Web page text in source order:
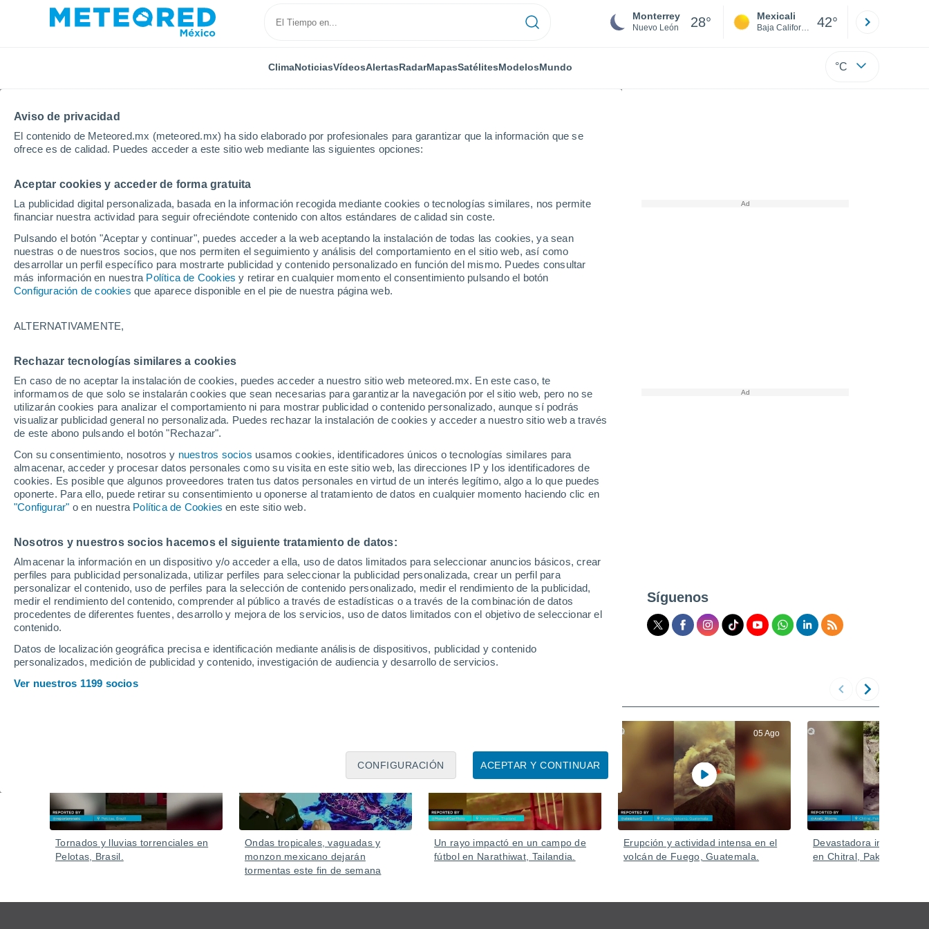
Aviso de privacidad
El contenido de Meteored.mx (meteored.mx) ha sido elaborado por profesionales para garantizar que la información que se
ofrece es de calidad. Puedes acceder a este sitio web mediante las siguientes opciones:
Aceptar cookies y acceder de forma gratuita
La publicidad digital personalizada, basada en la información recogida mediante cookies o tecnologías similares, nos permite
financiar nuestra actividad para seguir ofreciéndote contenido con altos estándares de calidad sin coste.
Pulsando el botón "Aceptar y continuar", puedes acceder a la web aceptando la instalación de todas las cookies, ya sean
nuestras o de nuestros socios, que nos permiten el seguimiento y análisis del comportamiento en el sitio web, así como
desarrollar un perfil específico para mostrarte publicidad y contenido personalizado en función del mismo. Puedes consultar
más información en nuestra Política de Cookies y retirar en cualquier momento el consentimiento pulsando el botón
Configuración de cookies que aparece disponible en el pie de nuestra página web.
ALTERNATIVAMENTE,
Rechazar tecnologías similares a cookies
En caso de no aceptar la instalación de cookies, puedes acceder a nuestro sitio web meteored.mx. En este caso, te
informamos de que solo se instalarán cookies que sean necesarias para garantizar la navegación por el sitio web, pero no se
utilizarán cookies para analizar el comportamiento ni para mostrar publicidad o contenido personalizado, aunque sí podrás
visualizar publicidad general no personalizada. Puedes rechazar la instalación de cookies y acceder a nuestro sitio web a través
de este abono pulsando el botón "Rechazar".
Con su consentimiento, nosotros y nuestros socios usamos cookies, identificadores únicos o tecnologías similares para
almacenar, acceder y procesar datos personales como su visita en este sitio web, las direcciones IP y los identificadores de
cookies. Es posible que algunos proveedores traten tus datos personales en virtud de un interés legítimo, algo a lo que puedes
oponerte. Para ello, puede retirar su consentimiento u oponerse al tratamiento de datos en cualquier momento haciendo clic en
"Configurar" o en nuestra Política de Cookies en este sitio web.
Nosotros y nuestros socios hacemos el siguiente tratamiento de datos:
Almacenar la información en un dispositivo y/o acceder a ella, uso de datos limitados para seleccionar anuncios básicos, crear
perfiles para publicidad personalizada, utilizar perfiles para seleccionar la publicidad personalizada, crear un perfil para
personalizar el contenido, uso de perfiles para la selección de contenido personalizado, medir el rendimiento de la publicidad,
medir el rendimiento del contenido, comprender al público a través de estadísticas o a través de la combinación de datos
procedentes de diferentes fuentes, desarrollo y mejora de los servicios, uso de datos limitados con el objetivo de seleccionar el
contenido.
Datos de localización geográfica precisa e identificación mediante análisis de dispositivos, publicidad y contenido
personalizados, medición de publicidad y contenido, investigación de audiencia y desarrollo de servicios.
Ver nuestros 1199 socios
ACEPTAR Y CONTINUAR
CONFIGURACIÓN
Monterrey
Nuevo León 28° Mexicali
Baja California 42°
ClimaNoticiasVídeosAlertasRadarMapasSatélitesModelosMundo °C
Inicio Vídeos El agua y el granizo cubren las dunas del desierto de Arabia Saudita.
El agua y el granizo cubren las dunas del
desierto de Arabia Saudita.
Estas condiciones inusuales han provocado inundaciones localizadas y han transformado drásticamente el
paisaje desértico, normalmente seco.
Síguenos
Vídeos
Tornados y lluvias torrenciales en
Pelotas, Brasil.
Ondas tropicales, vaguadas y
monzon mexicano dejarán
tormentas este fin de semana
Un rayo impactó en un campo de
fútbol en Narathiwat, Tailandia.
05 Ago
Erupción y actividad intensa en el
volcán de Fuego, Guatemala.
Devastadora inundación
en Chitral, Pakistán.